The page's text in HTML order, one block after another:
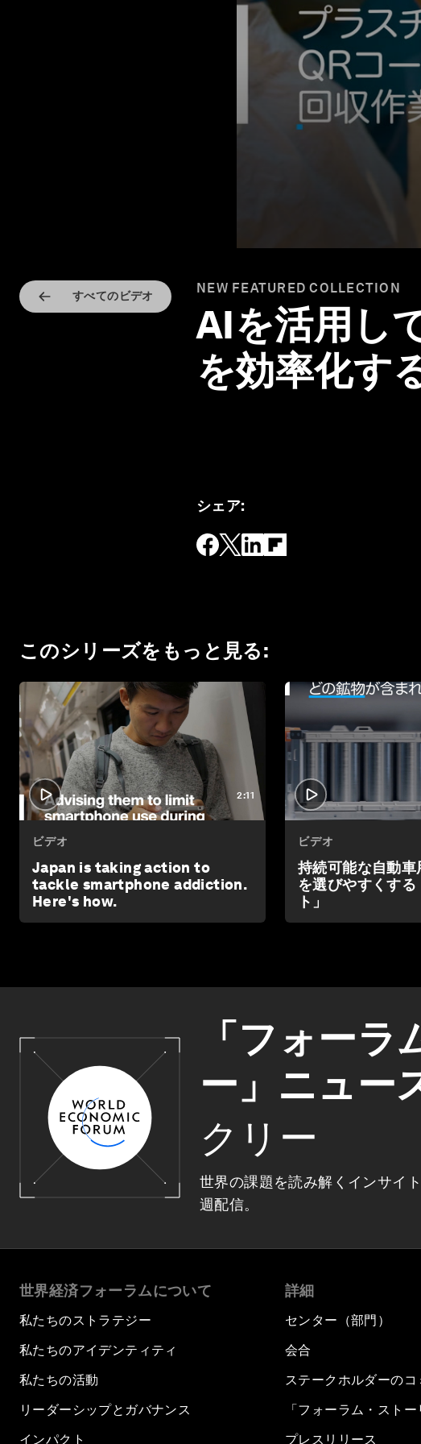
すべてのビデオ NEW FEATURED COLLECTION
AIを活用し
を効率化す
シェア:
このシリーズをもっと見る:
2:11
ビデオ
Japan is taking action to
tackle smartphone addiction.
Here's how.
ビデオ
持続可能な自動車
を選びやすくす
ト」
「フォーラ
ー」ニュー
クリー
世界の課題を読み解くインサイ
週配信。
世界経済フォーラムについて
私たちのストラテジー
私たちのアイデンティティ
私たちの活動
リーダーシップとガバナンス
インパクト
詳細
センター（部門）
会合
ステークホルダーのコ
「フォーラム・ストー
プレスリリース